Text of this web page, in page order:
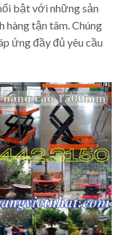
bật với những sản
hàng tận tâm. Chúng
ứng đầy đủ yêu cầu